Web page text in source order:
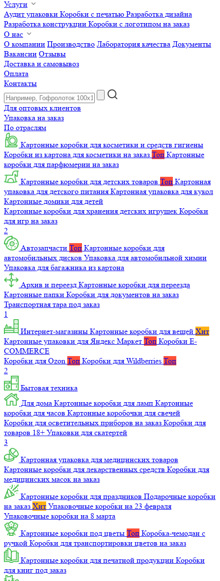
Услуги
Аудит упаковки Коробки с печатью Разработка дизайна
Разработка конструкции Коробки с логотипом на заказ
О нас
О компании Производство Лаборатория качества Документы
Вакансии Отзывы
Доставка и самовывоз
Оплата
Контакты
Для оптовых клиентов
Упаковка на заказ
По отраслям
Картонные коробки для косметики и средств гигиены
Коробки из картона для косметики на заказ Топ Картонные
коробки для парфюмерии на заказ
Картонные коробки для детских товаров Топ Картонная
упаковка для детского питания Картонная упаковка для кукол
Картонные домики для детей
Картонные коробки для хранения детских игрушек Коробки
для игр на заказ
2
Автозапчасти Топ Картонные коробки для
автомобильных дисков Упаковка для автомобильной химии
Упаковка для багажника из картона
Архив и переезд Картонные коробки для переезда
Картонные папки Коробки для документов на заказ
Транспортная тара под заказ
1
Интернет-магазины Картонные коробки для вещей Хит
Картонные упаковки для Яндекс Маркет Топ Коробки E-
COMMERCE
Коробки для Ozon Топ Коробки для Wildberries Топ
2
Бытовая техника
Для дома Картонные коробки для ламп Картонные
коробки для часов Картонные коробочки для свечей
Коробки для осветительных приборов на заказ Коробки для
товаров 18+ Упаковки для скатертей
3
Картонная упаковка для медицинских товаров
Картонные коробки для лекарственных средств Коробки для
медицинских масок на заказ
Картонные коробки для праздников Подарочные коробки
на заказ Хит Упаковочные коробки на 23 февраля
Упаковочные коробки на 8 марта
Картонные коробки под цветы Топ Коробка-чемодан с
ручкой Коробки для транспортировки цветов на заказ
Картонные коробки для печатной продукции Коробки
для книг под заказ